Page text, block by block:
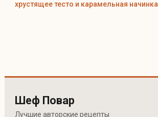
хрустящее тесто и карамельная начинка
Шеф Повар
Лучшие авторские рецепты